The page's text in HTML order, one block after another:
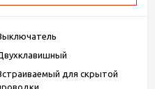
для скрытой